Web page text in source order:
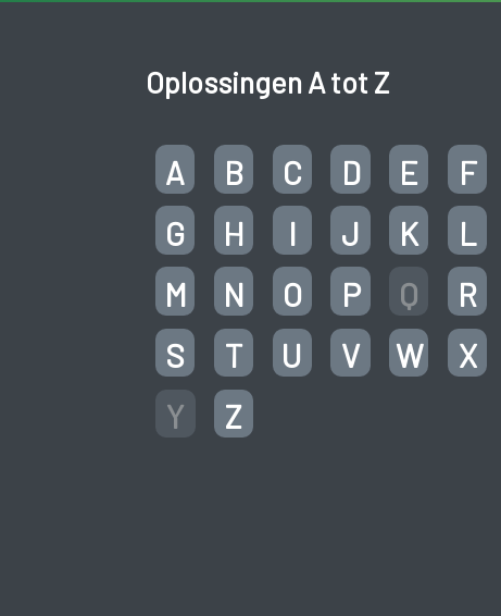
Oplossingen A tot Z
A B C D E
F
G
H I J K
L
M
N O P Q
R
S
T U V W
X
Y
Z